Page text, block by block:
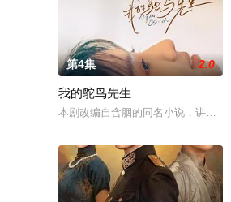
第4集 2.0
我的鸵鸟先生
本剧改编自含胭的同名小说，讲述